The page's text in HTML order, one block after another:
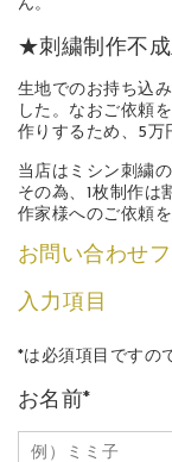
ん。
★刺繍制作不成
生地でのお持ち込
した。なおご依頼
作りするため、5万
当店はミシン刺繍
その為、1枚制作は
作家様へのご依頼
お問い合わせ
入力項目
*は必須項目ですの
お名前*